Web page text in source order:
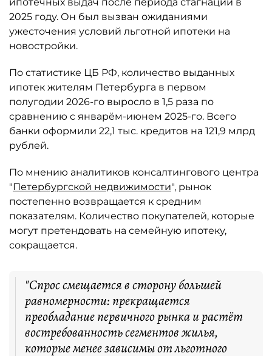
2025 году. Он был вызван ожиданиями
ужесточения условий льготной ипотеки на
новостройки.
По статистике ЦБ РФ, количество выданных
ипотек жителям Петербурга в первом
полугодии 2026-го выросло в 1,5 раза по
сравнению с январём-июнем 2025-го. Всего
банки оформили 22,1 тыс. кредитов на 121,9 млрд
рублей.
По мнению аналитиков консалтингового центра
"Петербургской недвижимости", рынок
постепенно возвращается к средним
показателям. Количество покупателей, которые
могут претендовать на семейную ипотеку,
сокращается.
"Спрос смещается в сторону большей
равномерности: прекращается
преобладание первичного рынка и растёт
востребованность сегментов жилья,
которые менее зависимы от льготного